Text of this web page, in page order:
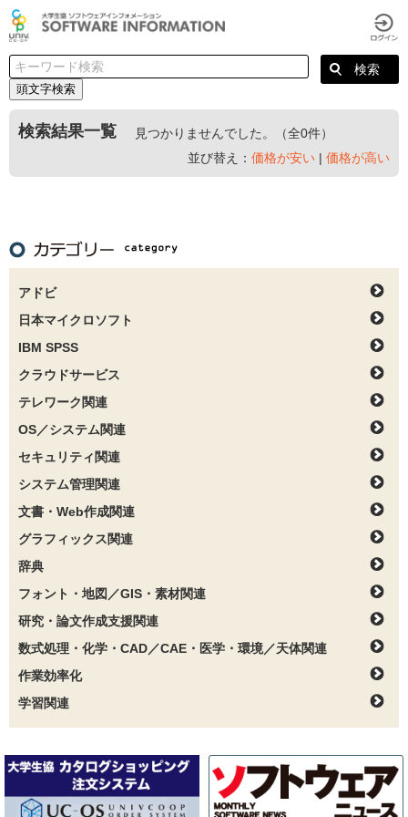
頭文字検索
検索結果一覧
見つかりませんでした。（全0件）
並び替え： 価格が安い | 価格が高い
アドビ
日本マイクロソフト
IBM SPSS
クラウドサービス
テレワーク関連
OS／システム関連
セキュリティ関連
システム管理関連
文書・Web作成関連
グラフィックス関連
辞典
フォント・地図／GIS・素材関連
研究・論文作成支援関連
数式処理・化学・CAD／CAE・医学・環境／天体関連
作業効率化
学習関連